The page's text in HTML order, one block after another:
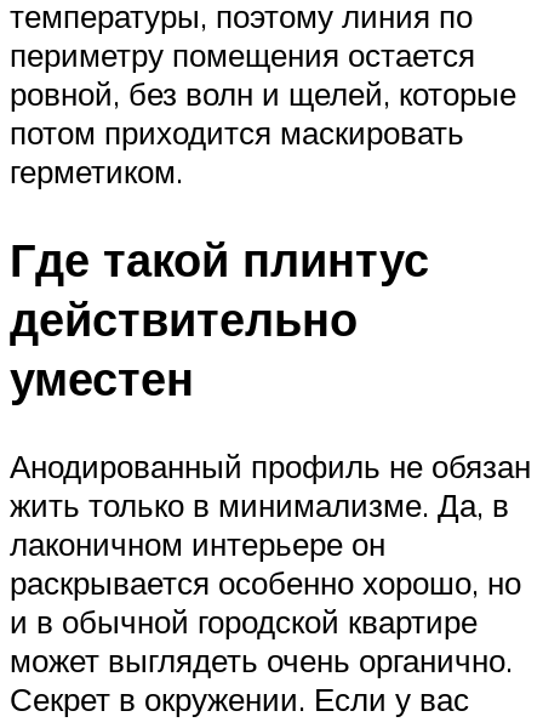
температуры, поэтому линия по
периметру помещения остается
ровной, без волн и щелей, которые
потом приходится маскировать
герметиком.
Где такой плинтус
действительно
уместен
Анодированный профиль не обязан
жить только в минимализме. Да, в
лаконичном интерьере он
раскрывается особенно хорошо, но
и в обычной городской квартире
может выглядеть очень органично.
Секрет в окружении. Если у вас